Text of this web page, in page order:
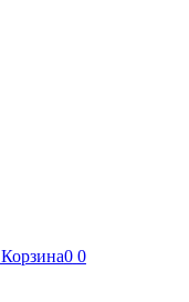
Корзина0 0